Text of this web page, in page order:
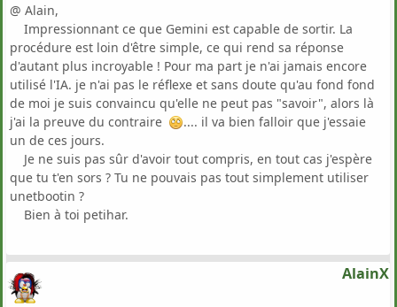
@ Alain,
Impressionnant ce que Gemini est capable de sortir. La
procédure est loin d'être simple, ce qui rend sa réponse
d'autant plus incroyable ! Pour ma part je n'ai jamais encore
utilisé l'IA. je n'ai pas le réflexe et sans doute qu'au fond fond
de moi je suis convaincu qu'elle ne peut pas "savoir", alors là
j'ai la preuve du contraire
.... il va bien falloir que j'essaie
un de ces jours.
Je ne suis pas sûr d'avoir tout compris, en tout cas j'espère
que tu t'en sors ? Tu ne pouvais pas tout simplement utiliser
unetbootin ?
Bien à toi petihar.
AlainX